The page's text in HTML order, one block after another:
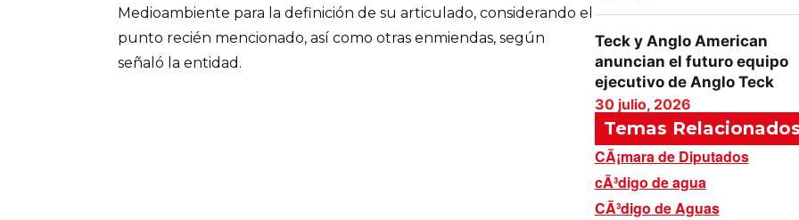
Medioambiente para la definición de su articulado, considerando el
punto recién mencionado, así como otras enmiendas, según
señaló la entidad.
Teck y Anglo American
anuncian el futuro equipo
ejecutivo de Anglo Teck
30 julio, 2026
Temas Relacionados
CÃ¡mara de Diputados
cÃ³digo de agua
CÃ³digo de Aguas